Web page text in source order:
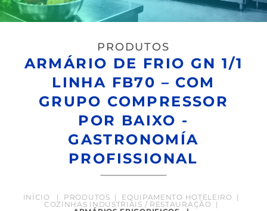
PRODUTOS
ARMÁRIO DE FRIO GN 1/1
LINHA FB70 – COM
GRUPO COMPRESSOR
POR BAIXO -
GASTRONOMÍA
PROFISSIONAL
INÍCIO | PRODUTOS | EQUIPAMENTO HOTELEIRO |
COZINHAS INDUSTRIAIS / RESTAURAÇÃO |